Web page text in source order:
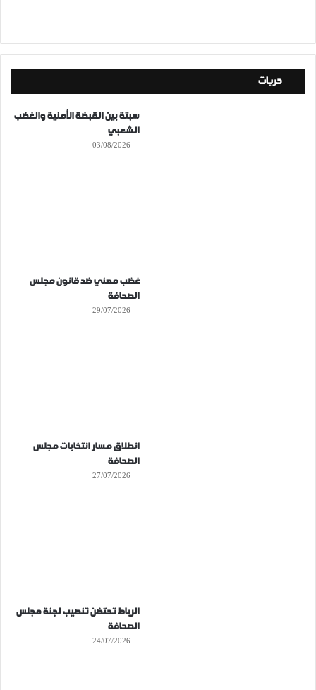
حريات
سبتة بين القبضة الأمنية والغضب
الشعبي
03/08/2026
غضب مهني ضد قانون مجلس
الصحافة
29/07/2026
انطلاق مسار انتخابات مجلس
الصحافة
27/07/2026
الرباط تحتضن تنصيب لجنة مجلس
الصحافة
24/07/2026